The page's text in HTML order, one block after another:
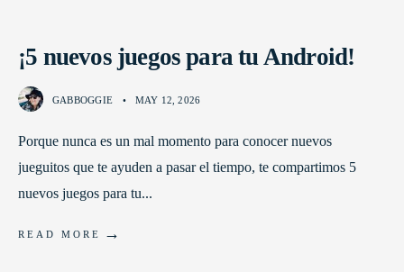
¡5 nuevos juegos para tu Android!
GABBOGGIE • MAY 12, 2026
Porque nunca es un mal momento para conocer nuevos
jueguitos que te ayuden a pasar el tiempo, te compartimos 5
nuevos juegos para tu...
READ MORE →